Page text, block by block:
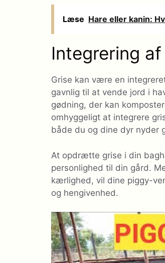
Læse Hare eller kanin:
Integrering
Grise kan være en
gavnlig til at vende jord i
gødning, der kan
omhyggeligt at integrere
både du og dine dyr nyder
At opdrætte grise i din
personlighed til din gård.
kærlighed, vil dine piggy-
og hengivenhed.